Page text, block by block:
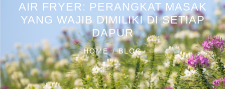
AIR FRYER: PERANGKAT MASAK
YANG WAJIB DIMILIKI DI SETIAP
DAPUR
HOME BLOG